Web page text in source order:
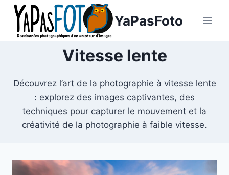
Aller
contenu
YaPasFoto
Vitesse lente
Découvrez l’art de la photographie à vitesse lente
: explorez des images captivantes, des
techniques pour capturer le mouvement et la
créativité de la photographie à faible vitesse.